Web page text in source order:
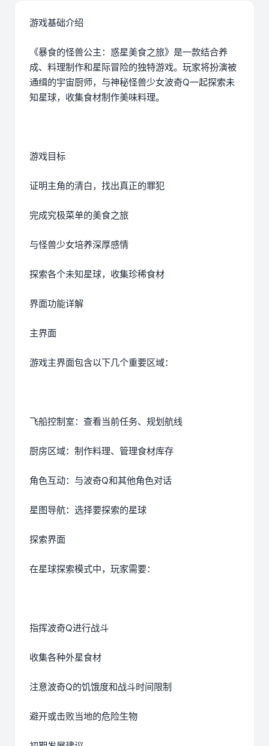
游戏基础介绍
《暴食的怪兽公主：惑星美食之旅》是一款结合养
成、料理制作和星际冒险的独特游戏。玩家将扮演被
通缉的宇宙厨师，与神秘怪兽少女波奇Q一起探索未
知星球，收集食材制作美味料理。
游戏目标
证明主角的清白，找出真正的罪犯
完成究极菜单的美食之旅
与怪兽少女培养深厚感情
探索各个未知星球，收集珍稀食材
界面功能详解
主界面
游戏主界面包含以下几个重要区域：
飞船控制室：查看当前任务、规划航线
厨房区域：制作料理、管理食材库存
角色互动：与波奇Q和其他角色对话
星图导航：选择要探索的星球
探索界面
在星球探索模式中，玩家需要：
指挥波奇Q进行战斗
收集各种外星食材
注意波奇Q的饥饿度和战斗时间限制
避开或击败当地的危险生物